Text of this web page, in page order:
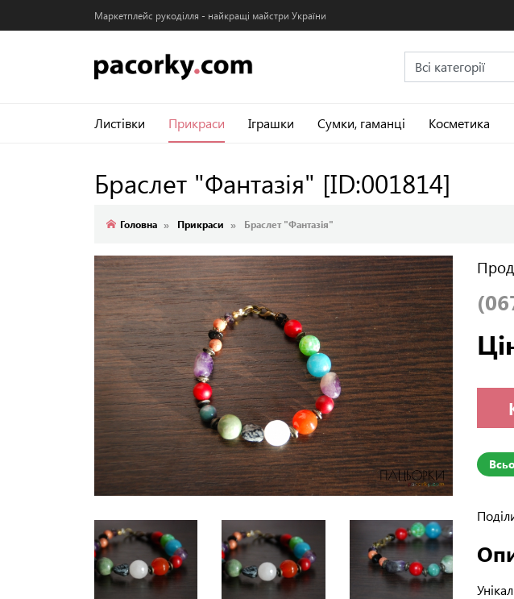
Маркетплейс рукоділля - найкращі майстри України
Листівки Прикраси Іграшки Сумки, гаманці Косметика
Браслет "Фантазія" [ID:001814]
Головна Прикраси Браслет "Фантазія"